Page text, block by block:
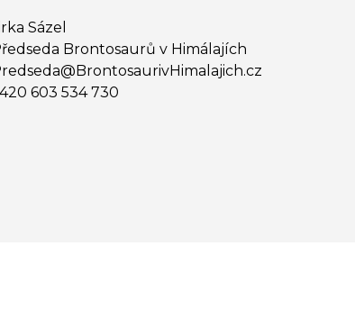
Sázel
Brontosaurů v Himálajích
603 534 730